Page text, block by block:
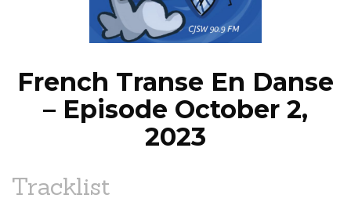
NEWS
French Transe En Danse
– Episode October 2,
2023
Tracklist